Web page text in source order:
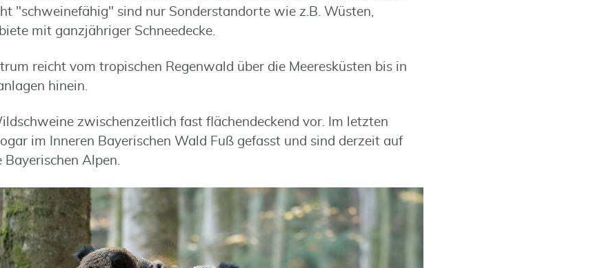
"schweinefähig" sind nur Sonderstandorte wie z.B. Wüsten,
mit ganzjähriger Schneedecke.
reicht vom tropischen Regenwald über die Meeresküsten bis in
hinein.
zwischenzeitlich fast flächendeckend vor. Im letzten
im Inneren Bayerischen Wald Fuß gefasst und sind derzeit auf
Bayerischen Alpen.